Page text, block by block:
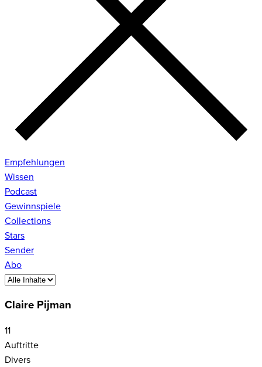
Empfehlungen
Wissen
Podcast
Gewinnspiele
Collections
Stars
Sender
Abo
Claire Pijman
11
Auftritte
Divers